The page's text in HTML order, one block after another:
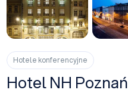
Hotele konferencyjne
Hotel NH Poznań